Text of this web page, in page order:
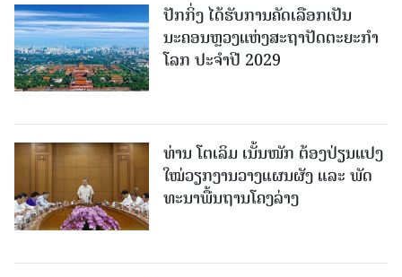
ປັກກິ່ງ ໄດ້ຮັບການຄັດເລືອກເປັນ
ນະຄອນຫຼວງແຫ່ງສະຖາປັດຕະຍະກຳ
ໂລກ ປະຈຳປີ 2029
ທ່ານ ໂຕ​ເລິມ ເນັ້ນໜັກ ຕ້ອງ​ປ່ຽນ​ແປງ​
ໃໝ່​ວຽກ​ງານ​ວາງ​ແຜນ​ຜັງ ແລະ ​ພັດ​
ທະ​ນາ​ພື້ນ​ຖານ​ໂຄງ​ລ່າງ